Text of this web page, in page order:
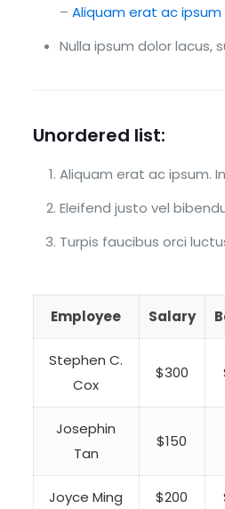
– Aliquam erat ac ipsum
Nulla ipsum dolor lacus,
Unordered list:
Aliquam erat ac ipsum.
Eleifend justo vel
Turpis faucibus orci
Employee Salary
Stephen C.
Cox
$300
Josephin
Tan
$150
Joyce Ming $200